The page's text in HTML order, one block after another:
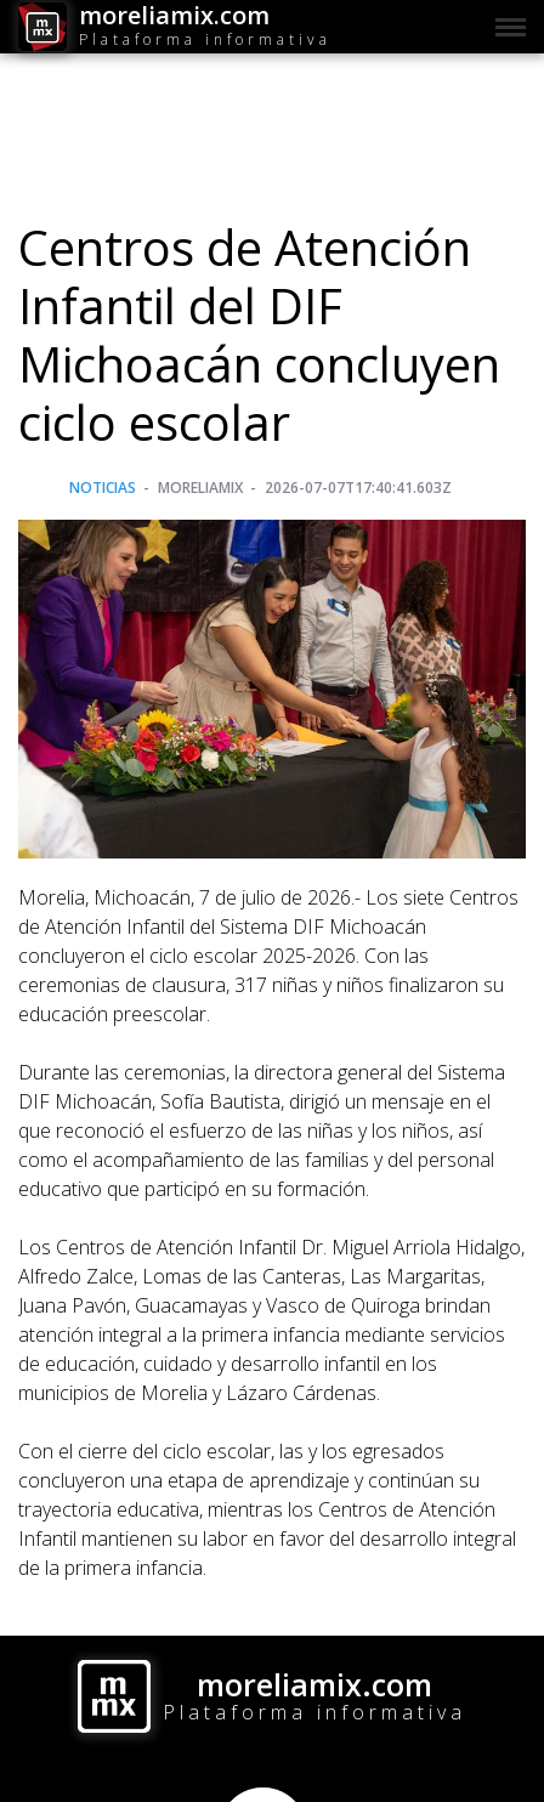
moreliamix.com
Plataforma informativa
Centros de Atención
Infantil del DIF
Michoacán concluyen
ciclo escolar
NOTICIAS MORELIAMIX 2026-07-07T17:40:41.603Z
Morelia, Michoacán, 7 de julio de 2026.- Los siete Centros
de Atención Infantil del Sistema DIF Michoacán
concluyeron el ciclo escolar 2025-2026. Con las
ceremonias de clausura, 317 niñas y niños finalizaron su
educación preescolar.
Durante las ceremonias, la directora general del Sistema
DIF Michoacán, Sofía Bautista, dirigió un mensaje en el
que reconoció el esfuerzo de las niñas y los niños, así
como el acompañamiento de las familias y del personal
educativo que participó en su formación.
Los Centros de Atención Infantil Dr. Miguel Arriola Hidalgo,
Alfredo Zalce, Lomas de las Canteras, Las Margaritas,
Juana Pavón, Guacamayas y Vasco de Quiroga brindan
atención integral a la primera infancia mediante servicios
de educación, cuidado y desarrollo infantil en los
municipios de Morelia y Lázaro Cárdenas.
Con el cierre del ciclo escolar, las y los egresados
concluyeron una etapa de aprendizaje y continúan su
trayectoria educativa, mientras los Centros de Atención
Infantil mantienen su labor en favor del desarrollo integral
de la primera infancia.
moreliamix.com
Plataforma informativa